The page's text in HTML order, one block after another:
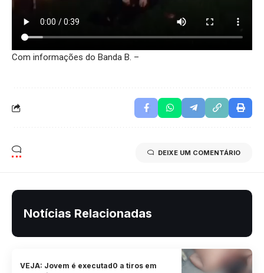
Com informações do Banda B. –
DEIXE UM COMENTÁRIO
Notícias Relacionadas
VEJA: Jovem é executad0 a tiros em